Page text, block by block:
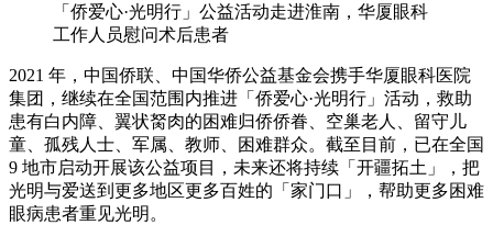
「侨爱心·光明行」公益活动走进淮南，华厦眼科
工作人员慰问术后患者
2021 年，中国侨联、中国华侨公益基金会携手华厦眼科医院
集团，继续在全国范围内推进「侨爱心·光明行」活动，救助
患有白内障、翼状胬肉的困难归侨侨眷、空巢老人、留守儿
童、孤残人士、军属、教师、困难群众。截至目前，已在全国
9 地市启动开展该公益项目，未来还将持续「开疆拓土」，把
光明与爱送到更多地区更多百姓的「家门口」，帮助更多困难
眼病患者重见光明。